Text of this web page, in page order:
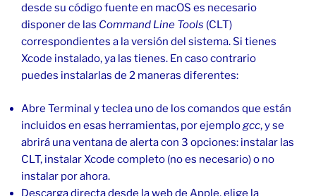
desde su código fuente en macOS es necesario
disponer de las Command Line Tools (CLT)
correspondientes a la versión del sistema. Si tienes
Xcode instalado, ya las tienes. En caso contrario
puedes instalarlas de 2 maneras diferentes:
Abre Terminal y teclea uno de los comandos que están
incluidos en esas herramientas, por ejemplogcc, y se
abrirá una ventana de alerta con 3 opciones: instalar las
CLT, instalar Xcode completo (no es necesario) o no
instalar por ahora.
Descarga directa desde la web de Apple, elige la